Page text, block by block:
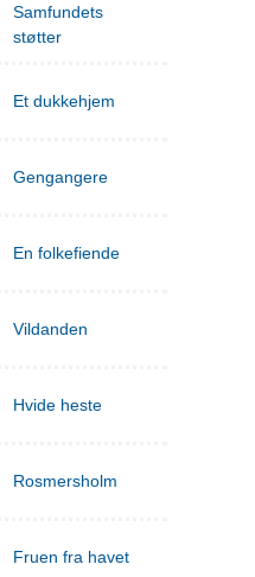
Samfundets
støtter
Et dukkehjem
Gengangere
En folkefiende
Vildanden
Hvide heste
Rosmersholm
Fruen fra havet